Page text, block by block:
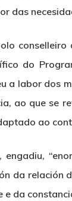
das
do
a labor dos
ao que se
ao
engadiu,
da relación
da